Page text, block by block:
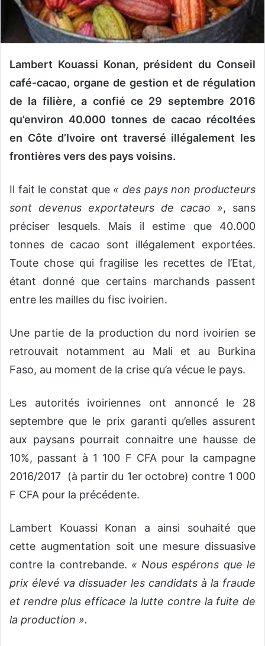
r
r
i
l
Lambert Kouassi Konan, président du Conseil
café-cacao, organe de gestion et de régulation
de la filière, a confié ce 29 septembre 2016
qu’environ 40.000 tonnes de cacao récoltées
en Côte d’Ivoire ont traversé illégalement les
frontières vers des pays voisins.
Il fait le constat que « des pays non producteurs
sont devenus exportateurs de cacao », sans
préciser lesquels. Mais il estime que 40.000
tonnes de cacao sont illégalement exportées.
Toute chose qui fragilise les recettes de l’Etat,
étant donné que certains marchands passent
entre les mailles du fisc ivoirien.
Une partie de la production du nord ivoirien se
retrouvait notamment au Mali et au Burkina
Faso, au moment de la crise qu’a vécue le pays.
Les autorités ivoiriennes ont annoncé le 28
septembre que le prix garanti qu’elles assurent
aux paysans pourrait connaitre une hausse de
10%, passant à 1 100 F CFA pour la campagne
2016/2017 (à partir du 1er octobre) contre 1 000
F CFA pour la précédente.
Lambert Kouassi Konan a ainsi souhaité que
cette augmentation soit une mesure dissuasive
contre la contrebande. « Nous espérons que le
prix élevé va dissuader les candidats à la fraude
et rendre plus efficace la lutte contre la fuite de
la production ».